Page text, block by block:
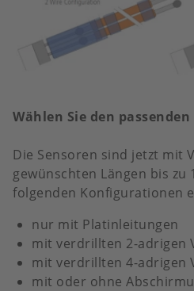
Wählen Sie den passenden
Die Sensoren sind jetzt mit
gewünschten Längen bis zu
folgenden Konfigurationen
nur mit Platinleitungen
mit verdrillten 2-adrigen
mit verdrillten 4-adrigen
mit oder ohne